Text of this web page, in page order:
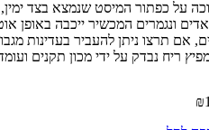
ריח נבדק על ידי מכון תקנים
₪